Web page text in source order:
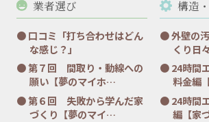
業者選び
口コミ「打ち合わせはどん
な感じ？」
第７回 間取り・動線への
願い【夢のマイホ…
第６回 失敗から学んだ家
づくり【夢のマイ…
構造
外壁の
くり日
24時間
料金編
24時間
編【家